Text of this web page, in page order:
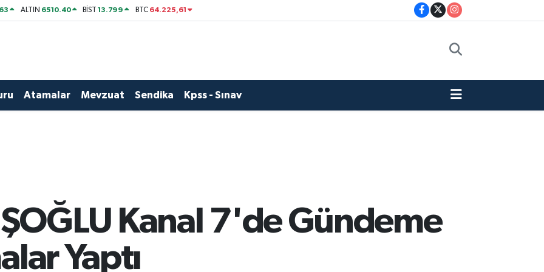
ALTIN 6510.40 BİST13.799 BTC 64.225,61
Atamalar Mevzuat Sendika Kpss - Sınav
Kanal 7'de Gündeme
Yaptı